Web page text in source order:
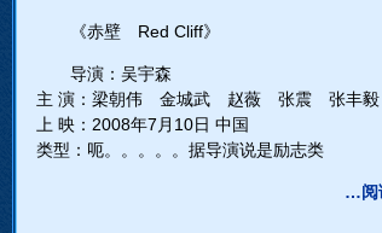
《赤壁 Red Cliff》
导演：吴宇森
主 演：梁朝伟 金城武 赵薇 张震 张丰毅
上 映：2008年7月10日 中国
类型：呃。。。。。据导演说是励志类
…阅